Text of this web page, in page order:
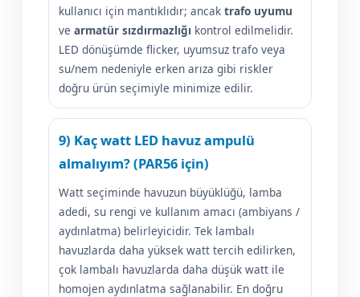
kullanıcı için mantıklıdır; ancak trafo uyumu
ve armatür sızdırmazlığı kontrol edilmelidir.
LED dönüşümde flicker, uyumsuz trafo veya
su/nem nedeniyle erken arıza gibi riskler
doğru ürün seçimiyle minimize edilir.
9) Kaç watt LED havuz ampulü
almalıyım? (PAR56 için)
Watt seçiminde havuzun büyüklüğü, lamba
adedi, su rengi ve kullanım amacı (ambiyans /
aydınlatma) belirleyicidir. Tek lambalı
havuzlarda daha yüksek watt tercih edilirken,
çok lambalı havuzlarda daha düşük watt ile
homojen aydınlatma sağlanabilir. En doğru